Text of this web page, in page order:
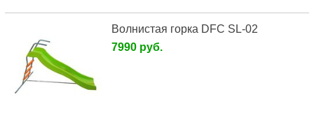
Волнистая горка DFC SL-02
7990 руб.